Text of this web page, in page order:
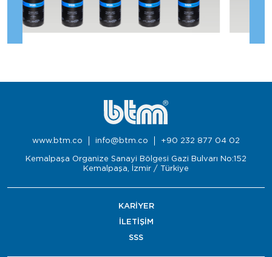
www.btm.co info@btm.co +90 232 877 04 02
Kemalpaşa Organize Sanayi Bölgesi Gazi Bulvarı No:152
Kemalpaşa, İzmir / Türkiye
KARİYER
İLETİŞİM
SSS